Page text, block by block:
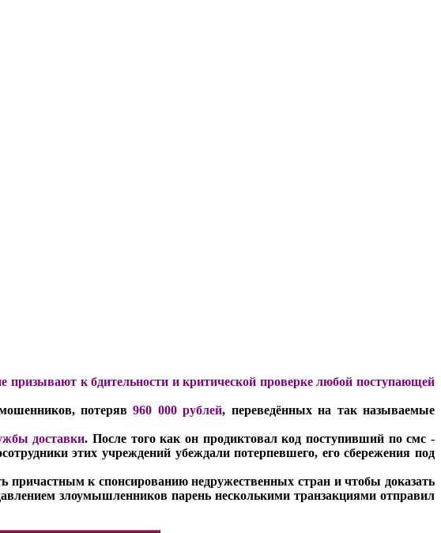
призывают к бдительности и критической проверке любой поступающей
потеряв960 000 рублей, переведённых на так называемые
доставки. После того как он продиктовал код поступивший по смс -
этих учреждений убеждали потерпевшего, его сбережения под
причастным к спонсированию недружественных стран и чтобы доказать
злоумышленников парень несколькими транзакциями отправил